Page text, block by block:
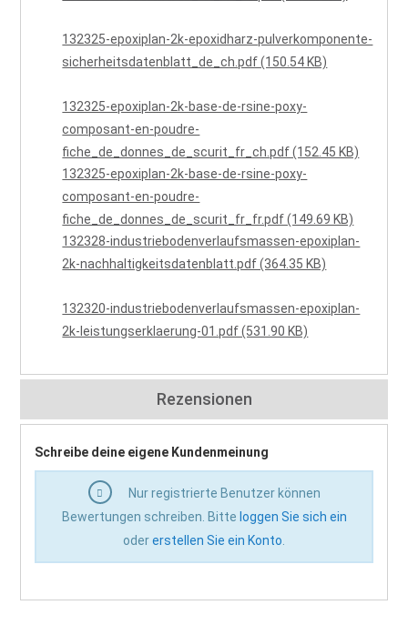
132325-epoxiplan-2k-epoxidharz-pulverkomponente-
sicherheitsdatenblatt_de_ch.pdf (150.54 KB)
132325-epoxiplan-2k-base-de-rsine-poxy-
composant-en-poudre-
fiche_de_donnes_de_scurit_fr_ch.pdf (152.45 KB)
132325-epoxiplan-2k-base-de-rsine-poxy-
composant-en-poudre-
fiche_de_donnes_de_scurit_fr_fr.pdf (149.69 KB)
132328-industriebodenverlaufsmassen-epoxiplan-
2k-nachhaltigkeitsdatenblatt.pdf (364.35 KB)
132320-industriebodenverlaufsmassen-epoxiplan-
2k-leistungserklaerung-01.pdf (531.90 KB)
Rezensionen
Schreibe deine eigene Kundenmeinung
Nur registrierte Benutzer können
Bewertungen schreiben. Bitte loggen Sie sich ein
odererstellen Sie ein Konto